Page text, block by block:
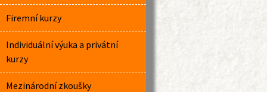
Firemní kurzy
Individuální výuka a privátní
kurzy
Mezinárodní zkoušky